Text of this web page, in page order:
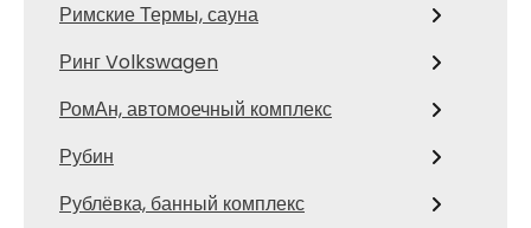
Римские Термы, сауна
Ринг Volkswagen
РомАн, автомоечный комплекс
Рубин
Рублёвка, банный комплекс